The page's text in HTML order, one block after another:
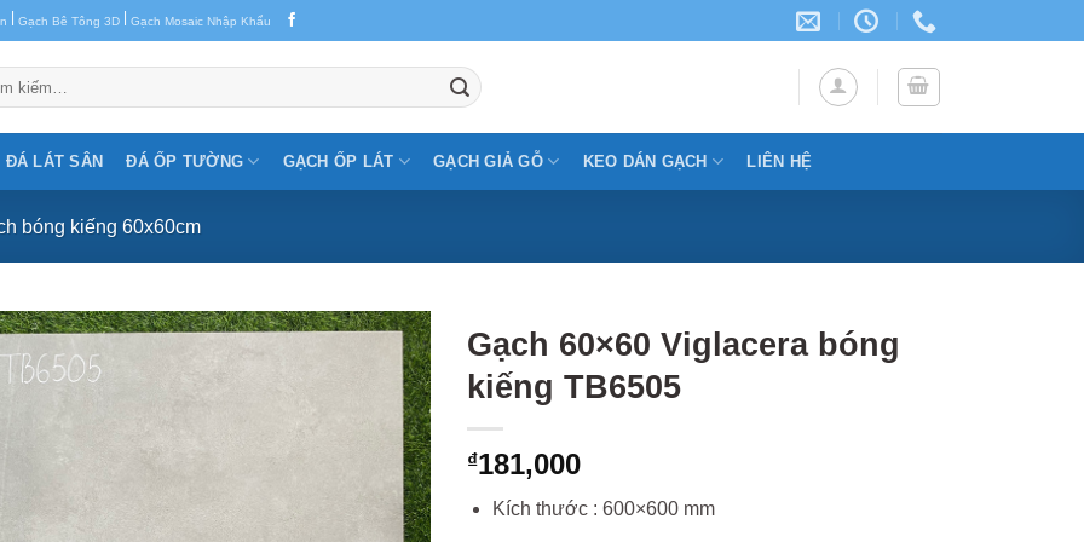
| Gạch Bê Tông 3D | Gạch Mosaic Nhập Khẩu
ĐÁ LÁT SÂN ĐÁ ỐP TƯỜNG GẠCH ỐP LÁT GẠCH GIẢ GỖ KEO DÁN GẠCH LIÊN HỆ
bóng kiếng 60x60cm
Gạch 60×60 Viglacera bóng
kiếng TB6505
₫181,000
Kích thước : 600×600 mm